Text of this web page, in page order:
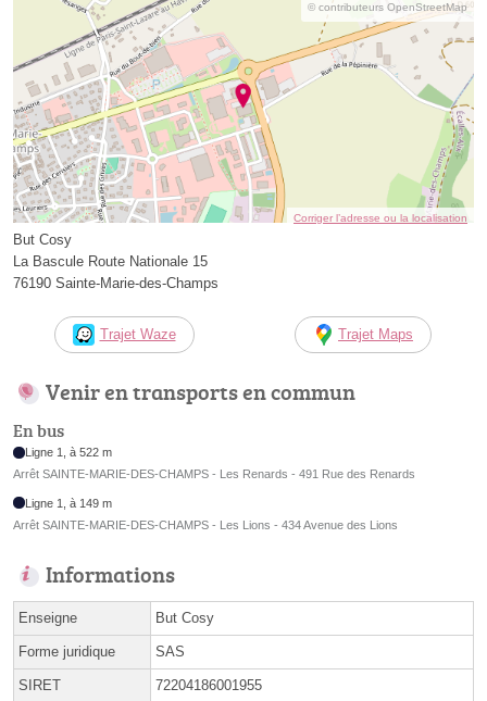
© contributeurs OpenStreetMap
Corriger l’adresse ou la localisation
But Cosy
La Bascule Route Nationale 15
76190 Sainte-Marie-des-Champs
Trajet Waze Trajet Maps
Venir en transports en commun
En bus
Ligne 1, à 522 m
Arrêt SAINTE-MARIE-DES-CHAMPS - Les Renards - 491 Rue des Renards
Ligne 1, à 149 m
Arrêt SAINTE-MARIE-DES-CHAMPS - Les Lions - 434 Avenue des Lions
Informations
Enseigne But Cosy
Forme juridique SAS
SIRET 72204186001955